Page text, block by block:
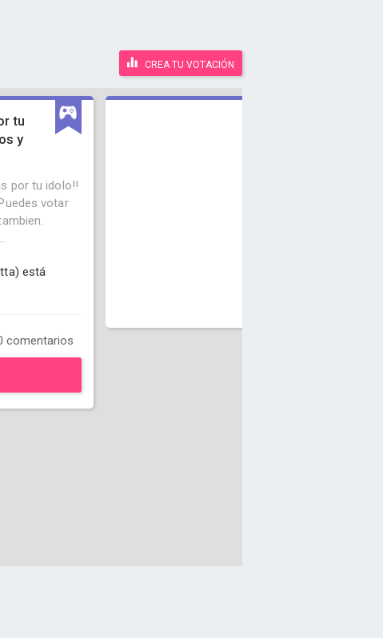
CREA TU VOTACIÓN
tu
y
por tu idolo!!
votar
está
comentarios